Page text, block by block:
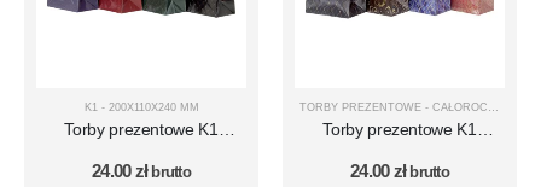
K1 - 200X110X240 MM
Torby prezentowe K1
24.00zł brutto
Torby prezentowe K1
24.00zł brutto